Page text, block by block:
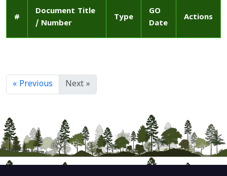
#
Document Title
/ Number
Type
GO
Date
Actions
« Previous Next »